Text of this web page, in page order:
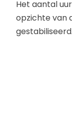
Het aantal
opzichte van
gestabiliseerd.